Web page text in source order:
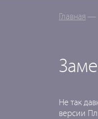
Главная —
Не так
версии